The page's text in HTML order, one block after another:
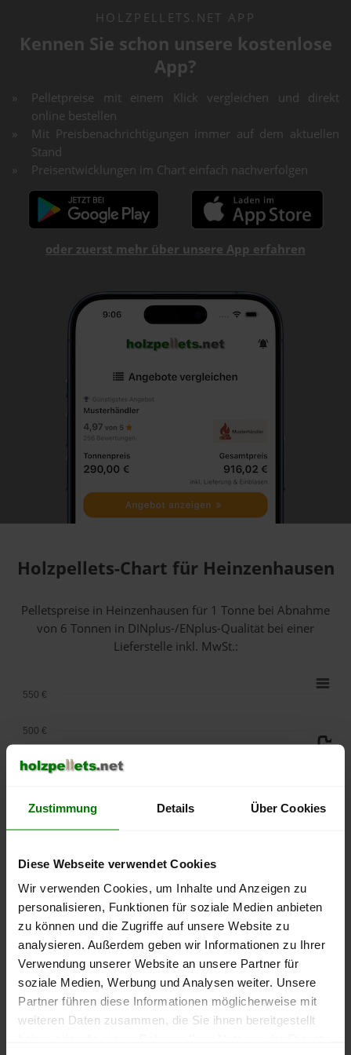
Zustimmung Details Über Cookies
Diese Webseite verwendet Cookies
Wir verwenden Cookies, um Inhalte und Anzeigen zu
personalisieren, Funktionen für soziale Medien anbieten
zu können und die Zugriffe auf unsere Website zu
analysieren. Außerdem geben wir Informationen zu Ihrer
Verwendung unserer Website an unsere Partner für
soziale Medien, Werbung und Analysen weiter. Unsere
Partner führen diese Informationen möglicherweise mit
weiteren Daten zusammen, die Sie ihnen bereitgestellt
HOLZPELLETS.NET APP
Kennen Sie schon unsere kostenlose
App?
Pelletpreise mit einem Klick vergleichen und direkt
online bestellen
Mit Preisbenachrichtigungen immer auf dem aktuellen
Stand
Preisentwicklungen im Chart einfach nachverfolgen
oder zuerst mehr über unsere App erfahren
Holzpellets-Chart für Heinzenhausen
Pelletspreise in Heinzenhausen für 1 Tonne bei Abnahme
von 6 Tonnen in DINplus-/ENplus-Qualität bei einer
Lieferstelle inkl. MwSt.:
lose Ware Sackware
September
Januar
Mai
250 €
400 €
450 €
500 €
550 €
Die aktuelle Preisentwicklung für Holzpellets in Deutschland
können Sie jederzeit auf unsererPelletspreise-Seite
nachvollziehen.